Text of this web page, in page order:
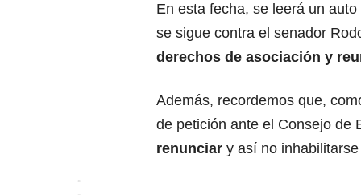
En esta fecha, se leerá un
se sigue contra el senador
derechos de asociación y
Además, recordemos que,
de petición ante el Consejo de
renunciar y así no